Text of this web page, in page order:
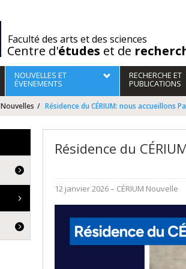
Faculté des arts et des sciences
Centre d'études et de
NOUVELLES ET
ÉVENEMENTS
RECHERCHE ET
PUBLICATIONS
Nouvelles Résidence du CÉRIUM: nous accueillons
Résidence du
12 janvier 2026– CÉRIUM Nouvelle